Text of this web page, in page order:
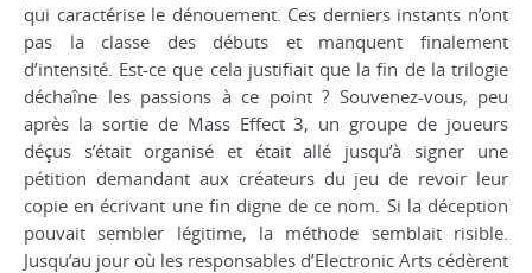
qui caractérise le dénouement. Ces derniers instants n’ont
pas la classe des débuts et manquent finalement
d’intensité. Est-ce que cela justifiait que la fin de la trilogie
déchaîne les passions à ce point ? Souvenez-vous, peu
après la sortie de Mass Effect 3, un groupe de joueurs
déçus s’était organisé et était allé jusqu’à signer une
pétition demandant aux créateurs du jeu de revoir leur
copie en écrivant une fin digne de ce nom. Si la déception
pouvait sembler légitime, la méthode semblait risible.
Jusqu’au jour où les responsables d’Electronic Arts cédèrent